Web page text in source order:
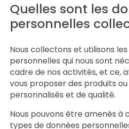
Quelles sont les
personnelles
Nous collectons et utilisons
personnelles qui nous sont
cadre de nos activités, et ce,
vous proposer des produits
personnalisés et de qualité.
Nous pouvons être amenés
types de données